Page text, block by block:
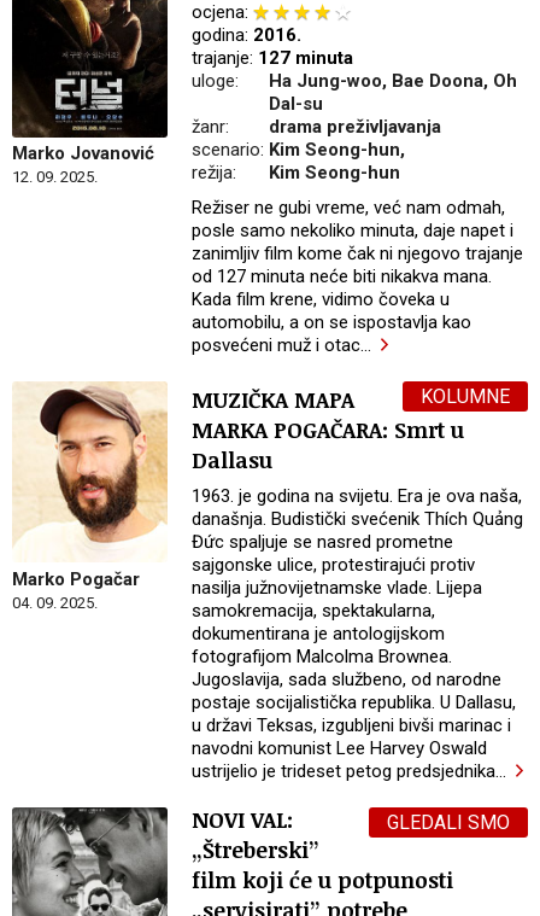
Marko Jovanović
12. 09. 2025.
ocjena:
godina: 2016.
trajanje: 127 minuta
uloge:
Ha Jung-woo, Bae Doona, Oh
Dal-su
žanr:
drama preživljavanja
scenario: Kim Seong-hun,
režija:
Kim Seong-hun
Režiser ne gubi vreme, već nam odmah,
posle samo nekoliko minuta, daje napet i
zanimljiv film kome čak ni njegovo trajanje
od 127 minuta neće biti nikakva mana.
Kada film krene, vidimo čoveka u
automobilu, a on se ispostavlja kao
posvećeni muž i otac…
Marko Pogačar
04. 09. 2025.
KOLUMNE
MUZIČKA MAPA
MARKA POGAČARA: Smrt u
Dallasu
1963. je godina na svijetu. Era je ova naša,
današnja. Budistički svećenik Thích Quảng
Đức spaljuje se nasred prometne
sajgonske ulice, protestirajući protiv
nasilja južnovijetnamske vlade. Lijepa
samokremacija, spektakularna,
dokumentirana je antologijskom
fotografijom Malcolma Brownea.
Jugoslavija, sada službeno, od narodne
postaje socijalistička republika. U Dallasu,
u državi Teksas, izgubljeni bivši marinac i
navodni komunist Lee Harvey Oswald
ustrijelio je trideset petog predsjednika…
GLEDALI SMO
NOVI VAL:
„Štreberski”
film koji će u potpunosti